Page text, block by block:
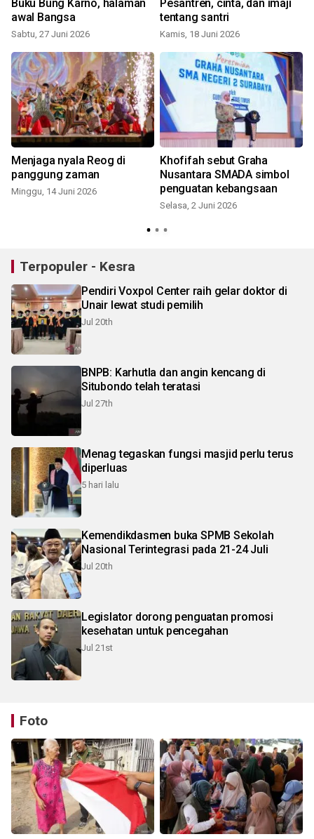
Buku Bung Karno, halaman
awal Bangsa
Sabtu, 27 Juni 2026
Pesantren, cinta, dan imaji
tentang santri
Kamis, 18 Juni 2026
Menjaga nyala Reog di
panggung zaman
Minggu, 14 Juni 2026
Khofifah sebut Graha
Nusantara SMADA simbol
penguatan kebangsaan
Selasa, 2 Juni 2026
Terpopuler - Kesra
Pendiri Voxpol Center raih gelar doktor di
Unair lewat studi pemilih
Jul 20th
BNPB: Karhutla dan angin kencang di
Situbondo telah teratasi
Jul 27th
Menag tegaskan fungsi masjid perlu terus
diperluas
5 hari lalu
Kemendikdasmen buka SPMB Sekolah
Nasional Terintegrasi pada 21-24 Juli
Jul 20th
Legislator dorong penguatan promosi
kesehatan untuk pencegahan
Jul 21st
Foto